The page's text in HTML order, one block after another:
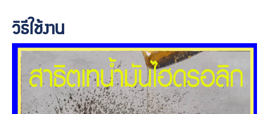
วิธีใช้งาน